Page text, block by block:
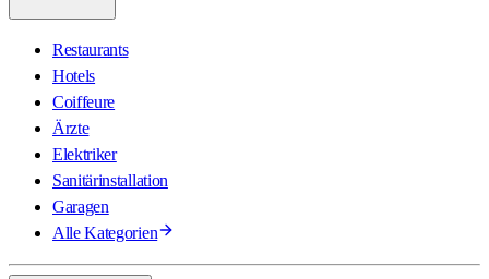
Restaurants
Hotels
Coiffeure
Ärzte
Elektriker
Sanitärinstallation
Garagen
Alle Kategorien